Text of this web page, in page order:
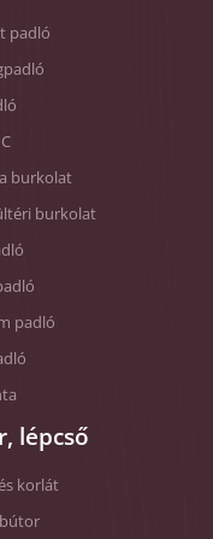
padló
burkolat
burkolat
padló
lépcső
korlát